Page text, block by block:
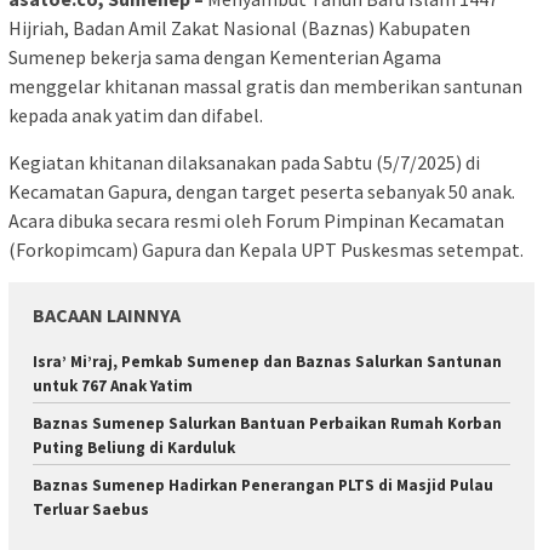
Hijriah, Badan Amil Zakat Nasional (Baznas) Kabupaten
Sumenep bekerja sama dengan Kementerian Agama
menggelar khitanan massal gratis dan memberikan santunan
kepada anak yatim dan difabel.
Kegiatan khitanan dilaksanakan pada Sabtu (5/7/2025) di
Kecamatan Gapura, dengan target peserta sebanyak 50 anak.
Acara dibuka secara resmi oleh Forum Pimpinan Kecamatan
(Forkopimcam) Gapura dan Kepala UPT Puskesmas setempat.
BACAAN LAINNYA
Isra’ Mi’raj, Pemkab Sumenep dan Baznas Salurkan Santunan
untuk 767 Anak Yatim
Baznas Sumenep Salurkan Bantuan Perbaikan Rumah Korban
Puting Beliung di Karduluk
Baznas Sumenep Hadirkan Penerangan PLTS di Masjid Pulau
Terluar Saebus